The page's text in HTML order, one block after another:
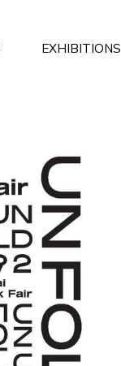
EXHIBITIONS